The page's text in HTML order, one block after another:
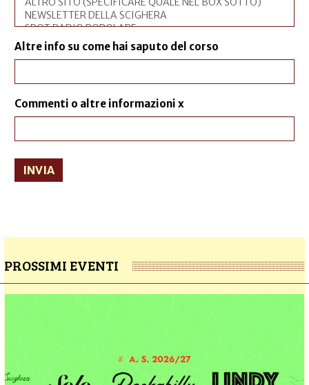
Altre info su come hai saputo del corso
Commenti o altre informazioni x
INVIA
PROSSIMI EVENTI